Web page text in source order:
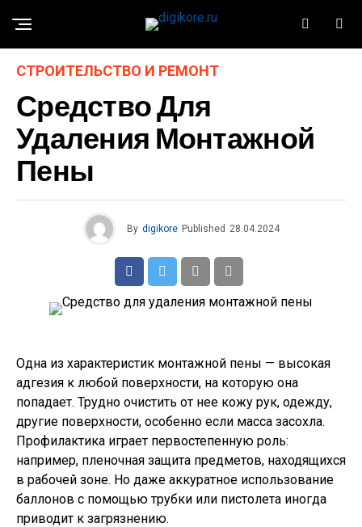
СТРОИТЕЛЬСТВО И РЕМОНТ
Средство Для
Удаления Монтажной
Пены
By digikore Published 28.04.2024
Одна из характеристик монтажной пены — высокая
адгезия к любой поверхности, на которую она
попадает. Трудно очистить от нее кожу рук, одежду,
другие поверхности, особенно если масса засохла.
Профилактика играет первостепенную роль:
например, пленочная защита предметов, находящихся
в рабочей зоне. Но даже аккуратное использование
баллонов с помощью трубки или пистолета иногда
приводит к загрязнению.